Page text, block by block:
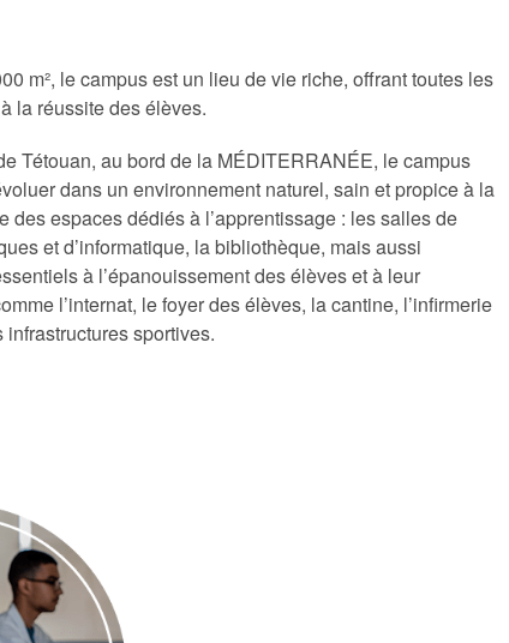
m², le campus est un lieu de vie riche, offrant toutes les
la réussite des élèves.
Tétouan, au bord de la MÉDITERRANÉE, le campus
dans un environnement naturel, sain et propice à la
des espaces dédiés à l’apprentissage : les salles de
et d’informatique, la bibliothèque, mais aussi
à l’épanouissement des élèves et à leur
l’internat, le foyer des élèves, la cantine, l’infirmerie
sportives.